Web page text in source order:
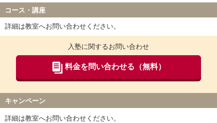
コース・講座
詳細は教室へお問い合わせください。
入塾に関するお問い合わせ
料金を問い合わせる（無料）
キャンペーン
詳細は教室へお問い合わせください。